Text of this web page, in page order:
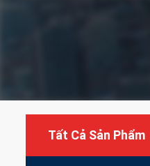
Tất Cả Sản Phẩm